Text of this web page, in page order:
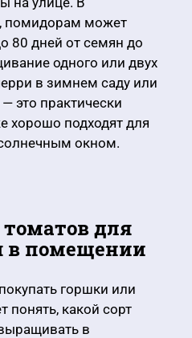
помидорам может
80 дней от семян до
одного или двух
в зимнем саду или
это практически
хорошо подходят для
окном.
для
помещении
горшки или
понять, какой сорт
в